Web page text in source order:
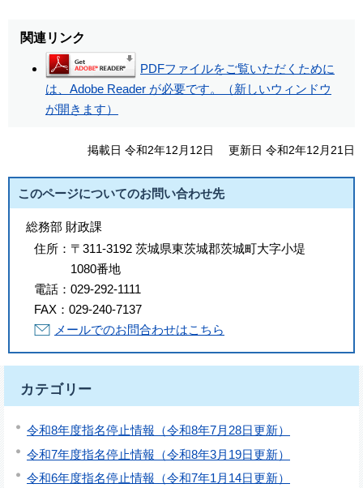
関連リンク
PDFファイルをご覧いただくために
は、Adobe Reader が必要です。（新しいウィンドウ
が開きます）
掲載日 令和2年12月12日 更新日 令和2年12月21日
このページについてのお問い合わせ先
総務部 財政課
住所： 〒311-3192 茨城県東茨城郡茨城町大字小堤
1080番地
電話： 029-292-1111
FAX： 029-240-7137
メールでのお問合わせはこちら
カテゴリー
令和8年度指名停止情報（令和8年7月28日更新）
令和7年度指名停止情報（令和8年3月19日更新）
令和6年度指名停止情報（令和7年1月14日更新）